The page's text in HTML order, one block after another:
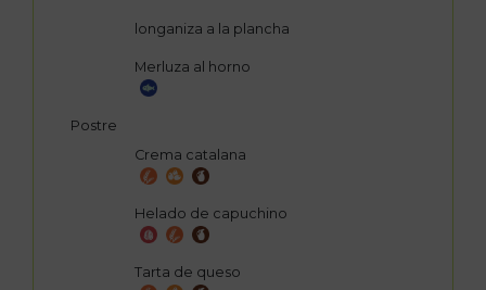
longaniza a la plancha
Merluza al horno
Postre
Crema catalana
Helado de capuchino
Tarta de queso